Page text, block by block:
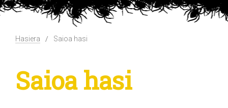
Hasiera Saioa hasi
Saioa hasi